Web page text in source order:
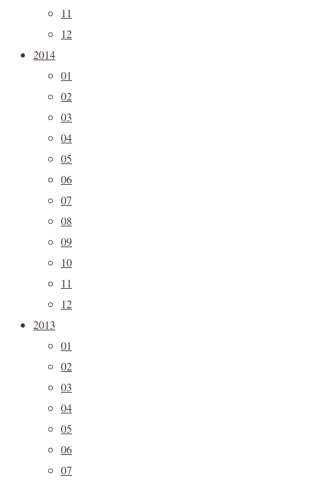
11
12
2014
01
02
03
04
05
06
07
08
09
10
11
12
2013
01
02
03
04
05
06
07